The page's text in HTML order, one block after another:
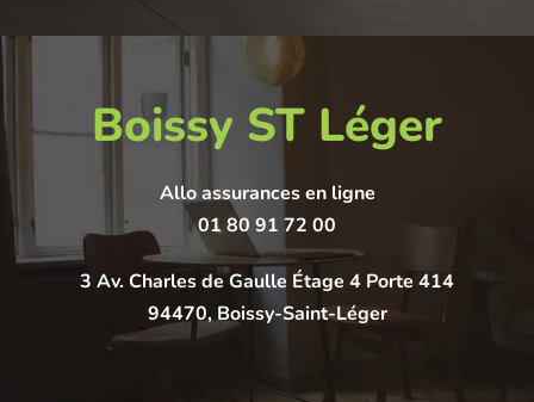
Boissy ST Léger
Allo assurances en ligne
01 80 91 72 00
3 Av. Charles de Gaulle Étage 4 Porte 414
94470, Boissy-Saint-Léger